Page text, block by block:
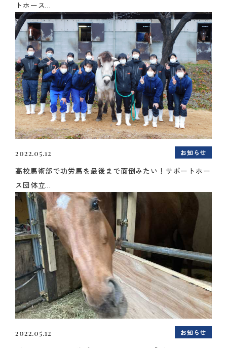
トホース...
2022.05.12 お知らせ
高校馬術部で功労馬を最後まで面倒みたい！サポートホー
ス団体立...
2022.05.12 お知らせ